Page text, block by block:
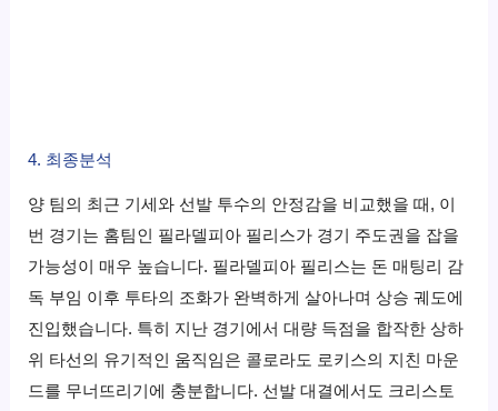
4. 최종분석
양 팀의 최근 기세와 선발 투수의 안정감을 비교했을 때, 이
번 경기는 홈팀인 필라델피아 필리스가 경기 주도권을 잡을
가능성이 매우 높습니다. 필라델피아 필리스는 돈 매팅리 감
독 부임 이후 투타의 조화가 완벽하게 살아나며 상승 궤도에
진입했습니다. 특히 지난 경기에서 대량 득점을 합작한 상하
위 타선의 유기적인 움직임은 콜로라도 로키스의 지친 마운
드를 무너뜨리기에 충분합니다. 선발 대결에서도 크리스토